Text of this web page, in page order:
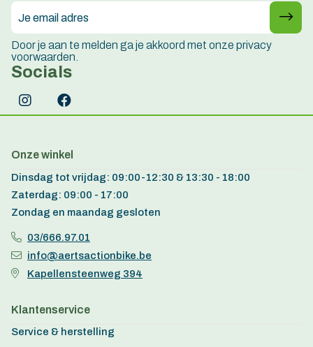
Door je aan te melden ga je akkoord met onze privacy
voorwaarden.
Socials
Onze winkel
Dinsdag tot vrijdag: 09:00-12:30 & 13:30 - 18:00
Zaterdag: 09:00 - 17:00
Zondag en maandag gesloten
03/666.97.01
info@aertsactionbike.be
Kapellensteenweg 394
Klantenservice
Service & herstelling